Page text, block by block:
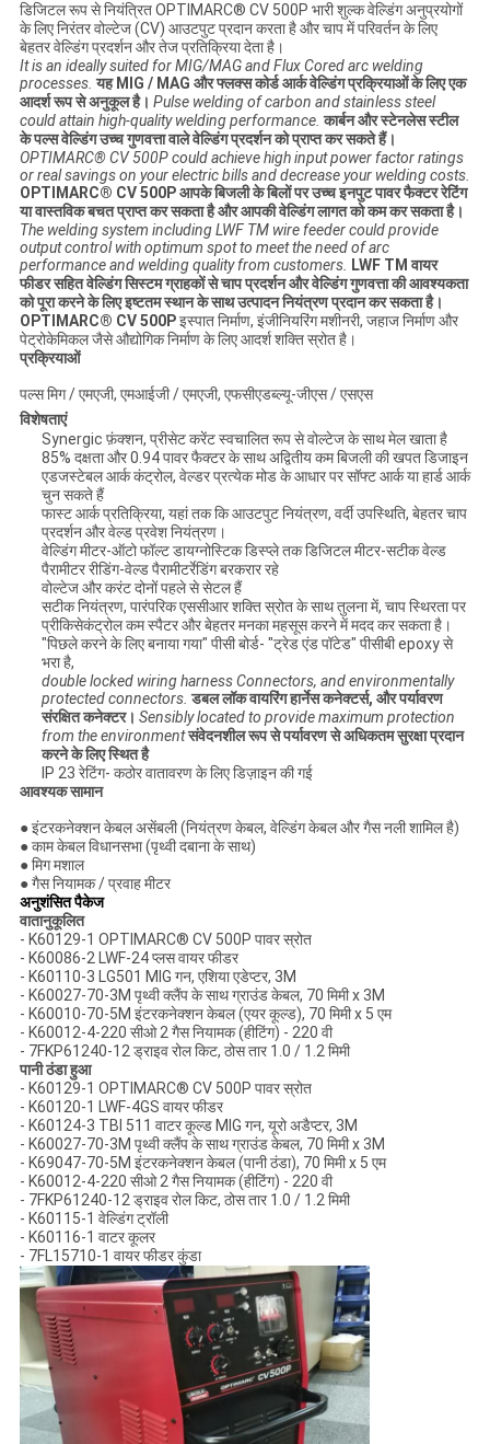
डिजिटल रूप से नियंत्रित OPTIMARC® CV 500P भारी शुल्क वेल्डिंग अनुप्रयोगों
के लिए निरंतर वोल्टेज (CV) आउटपुट प्रदान करता है और चाप में परिवर्तन के लिए
बेहतर वेल्डिंग प्रदर्शन और तेज प्रतिक्रिया देता है।
It is an ideally suited for MIG/MAG and Flux Cored arc welding
processes. यह MIG / MAG और फ्लक्स कोर्ड आर्क वेल्डिंग प्रक्रियाओं के लिए एक
आदर्श रूप से अनुकूल है। Pulse welding of carbon and stainless steel
could attain high-quality welding performance. कार्बन और स्टेनलेस स्टील
के पल्स वेल्डिंग उच्च गुणवत्ता वाले वेल्डिंग प्रदर्शन को प्राप्त कर सकते हैं।
OPTIMARC® CV 500P could achieve high input power factor ratings
or real savings on your electric bills and decrease your welding costs.
OPTIMARC® CV 500P आपके बिजली के बिलों पर उच्च इनपुट पावर फैक्टर रेटिंग
या वास्तविक बचत प्राप्त कर सकता है और आपकी वेल्डिंग लागत को कम कर सकता है।
The welding system including LWF TM wire feeder could provide
output control with optimum spot to meet the need of arc
performance and welding quality from customers. LWF TM वायर
फीडर सहित वेल्डिंग सिस्टम ग्राहकों से चाप प्रदर्शन और वेल्डिंग गुणवत्ता की आवश्यकता
को पूरा करने के लिए इष्टतम स्थान के साथ उत्पादन नियंत्रण प्रदान कर सकता है।
OPTIMARC® CV 500Pइस्पात निर्माण, इंजीनियरिंग मशीनरी, जहाज निर्माण और
पेट्रोकेमिकल जैसे औद्योगिक निर्माण के लिए आदर्श शक्ति स्रोत है।
प्रक्रियाओं
पल्स मिग / एमएजी, एमआईजी / एमएजी, एफसीएडब्ल्यू-जीएस / एसएस
विशेषताएं
Synergic फ़ंक्शन, प्रीसेट करेंट स्वचालित रूप से वोल्टेज के साथ मेल खाता है
85% दक्षता और 0.94 पावर फैक्टर के साथ अद्वितीय कम बिजली की खपत डिजाइन
एडजस्टेबल आर्क कंट्रोल, वेल्डर प्रत्येक मोड के आधार पर सॉफ्ट आर्क या हार्ड आर्क
चुन सकते हैं
फास्ट आर्क प्रतिक्रिया, यहां तक ​​कि आउटपुट नियंत्रण, वर्दी उपस्थिति, बेहतर चाप
प्रदर्शन और वेल्ड प्रवेश नियंत्रण।
वेल्डिंग मीटर-ऑटो फॉल्ट डायग्नोस्टिक डिस्प्ले तक डिजिटल मीटर-सटीक वेल्ड
पैरामीटर रीडिंग-वेल्ड पैरामीटर्रेडिंग बरकरार रहे
वोल्टेज और करंट दोनों पहले से सेटल हैं
सटीक नियंत्रण, पारंपरिक एससीआर शक्ति स्रोत के साथ तुलना में, चाप स्थिरता पर
प्रीकिसेकंट्रोल कम स्पैटर और बेहतर मनका महसूस करने में मदद कर सकता है।
"पिछले करने के लिए बनाया गया" पीसी बोर्ड- "ट्रेड एंड पॉटेड" पीसीबी epoxy से
भरा है,
double locked wiring harness Connectors, and environmentally
protected connectors. डबल लॉक वायरिंग हार्नेस कनेक्टर्स, और पर्यावरण
संरक्षित कनेक्टर। Sensibly located to provide maximum protection
from the environmentसंवेदनशील रूप से पर्यावरण से अधिकतम सुरक्षा प्रदान
करने के लिए स्थित है
IP 23 रेटिंग- कठोर वातावरण के लिए डिज़ाइन की गई
आवश्यक सामान
● इंटरकनेक्शन केबल असेंबली (नियंत्रण केबल, वेल्डिंग केबल और गैस नली शामिल है)
● काम केबल विधानसभा (पृथ्वी दबाना के साथ)
● मिग मशाल
● गैस नियामक / प्रवाह मीटर
अनुशंसित पैकेज
वातानुकूलित
- K60129-1 OPTIMARC® CV 500P पावर स्रोत
- K60086-2 LWF-24 प्लस वायर फीडर
- K60110-3 LG501 MIG गन, एशिया एडेप्टर, 3M
- K60027-70-3M पृथ्वी क्लैंप के साथ ग्राउंड केबल, 70 मिमी x 3M
- K60010-70-5M इंटरकनेक्शन केबल (एयर कूल्ड), 70 मिमी x 5 एम
- K60012-4-220 सीओ 2 गैस नियामक (हीटिंग) - 220 वी
- 7FKP61240-12 ड्राइव रोल किट, ठोस तार 1.0 / 1.2 मिमी
पानी ठंडा हुआ
- K60129-1 OPTIMARC® CV 500P पावर स्रोत
- K60120-1 LWF-4GS वायर फीडर
- K60124-3 TBI 511 वाटर कूल्ड MIG गन, यूरो अडैप्टर, 3M
- K60027-70-3M पृथ्वी क्लैंप के साथ ग्राउंड केबल, 70 मिमी x 3M
- K69047-70-5M इंटरकनेक्शन केबल (पानी ठंडा), 70 मिमी x 5 एम
- K60012-4-220 सीओ 2 गैस नियामक (हीटिंग) - 220 वी
- 7FKP61240-12 ड्राइव रोल किट, ठोस तार 1.0 / 1.2 मिमी
- K60115-1 वेल्डिंग ट्रॉली
- K60116-1 वाटर कूलर
- 7FL15710-1 वायर फीडर कुंडा